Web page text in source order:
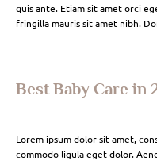
quis ante. Etiam sit amet orci
fringilla mauris sit amet nibh.
Best Baby Care in
Lorem ipsum dolor sit amet,
commodo ligula eget dolor.